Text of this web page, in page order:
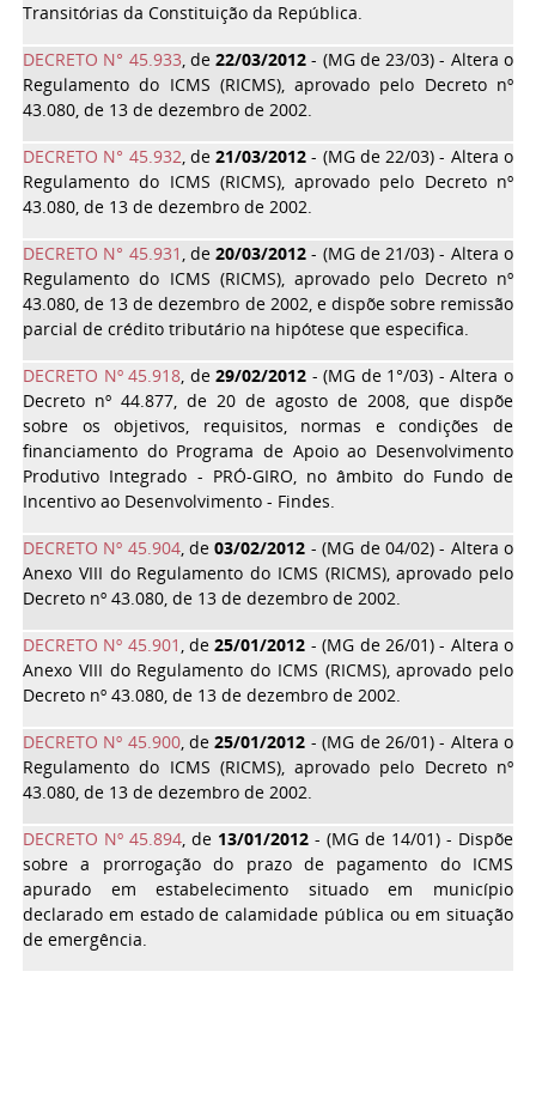
Transitórias da Constituição da República.
DECRETO N° 45.933, de22/03/2012 - (MG de 23/03) - Altera o
Regulamento do ICMS (RICMS), aprovado pelo Decreto nº
43.080, de 13 de dezembro de 2002.
DECRETO N° 45.932, de21/03/2012 - (MG de 22/03) - Altera o
Regulamento do ICMS (RICMS), aprovado pelo Decreto nº
43.080, de 13 de dezembro de 2002.
DECRETO N° 45.931 , de20/03/2012 - (MG de 21/03) - Altera o
Regulamento do ICMS (RICMS), aprovado pelo Decreto nº
43.080, de 13 de dezembro de 2002, e dispõe sobre remissão
parcial de crédito tributário na hipótese que especifica.
DECRETO Nº 45.918, de29/02/2012 - (MG de 1°/03) - Altera o
Decreto nº 44.877, de 20 de agosto de 2008, que dispõe
sobre os objetivos, requisitos, normas e condições de
financiamento do Programa de Apoio ao Desenvolvimento
Produtivo Integrado - PRÓ-GIRO, no âmbito do Fundo de
Incentivo ao Desenvolvimento - Findes.
DECRETO Nº 45.904, de03/02/2012 - (MG de 04/02) - Altera o
Anexo VIII do Regulamento do ICMS (RICMS), aprovado pelo
Decreto nº 43.080, de 13 de dezembro de 2002.
DECRETO Nº 45.901 , de25/01/2012 - (MG de 26/01) - Altera o
Anexo VIII do Regulamento do ICMS (RICMS), aprovado pelo
Decreto nº 43.080, de 13 de dezembro de 2002.
DECRETO Nº 45.900, de25/01/2012 - (MG de 26/01) - Altera o
Regulamento do ICMS (RICMS), aprovado pelo Decreto nº
43.080, de 13 de dezembro de 2002.
DECRETO Nº 45.894, de 13/01/2012 - (MG de 14/01) - Dispõe
sobre a prorrogação do prazo de pagamento do ICMS
apurado em estabelecimento situado em município
declarado em estado de calamidade pública ou em situação
de emergência.